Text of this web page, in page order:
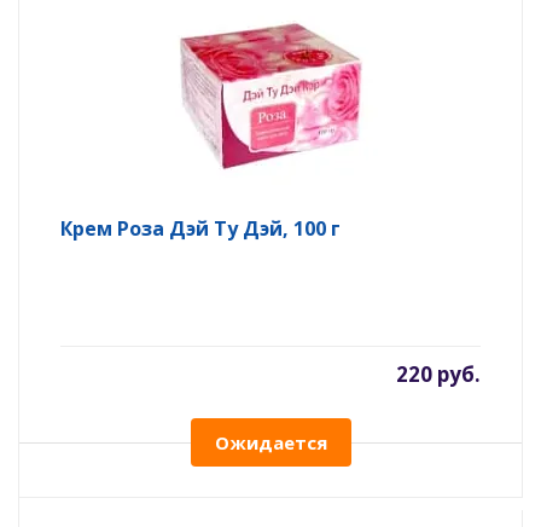
Крем Роза Дэй Ту Дэй, 100 г
220 руб.
Ожидается